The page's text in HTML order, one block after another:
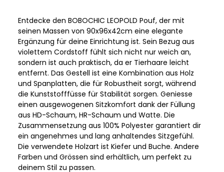
Entdecke den BOBOCHIC LEOPOLD Pouf, der mit
seinen Massen von 90x96x42cm eine elegante
Ergänzung für deine Einrichtung ist. Sein Bezug aus
violettem Cordstoff fühlt sich nicht nur weich an,
sondern ist auch praktisch, da er Tierhaare leicht
entfernt. Das Gestell ist eine Kombination aus Holz
und Spanplatten, die für Robustheit sorgt, während
die Kunststofffüsse für Stabilität sorgen. Geniesse
einen ausgewogenen Sitzkomfort dank der Füllung
aus HD-Schaum, HR-Schaum und Watte. Die
Zusammensetzung aus 100% Polyester garantiert dir
ein angenehmes und lang anhaltendes Sitzgefühl.
Die verwendete Holzart ist Kiefer und Buche. Andere
Farben und Grössen sind erhältlich, um perfekt zu
deinem Stil zu passen.